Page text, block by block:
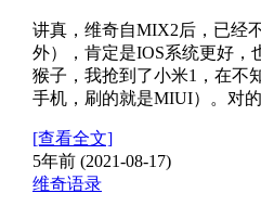
讲真，维奇自MIX2后，已经
外），肯定是IOS系统更好，
猴子，我抢到了小米1，在不
手机，刷的就是MIUI）。对
[查看全文]
5年前 (2021-08-17)
维奇语录